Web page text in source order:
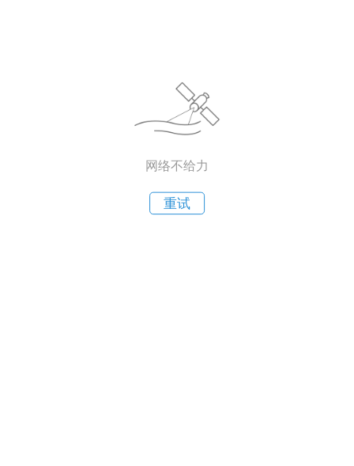
网络不给力
重试